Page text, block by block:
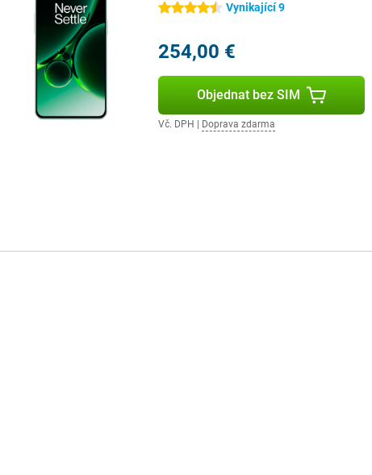
4.5 hvězdičky
Vynikající 9
254,00 €
Objednat bez SIM
Vč. DPH Doprava zdarma